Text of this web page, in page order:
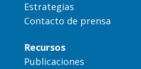
Estrategias
Contacto de prensa
Recursos
Publicaciones